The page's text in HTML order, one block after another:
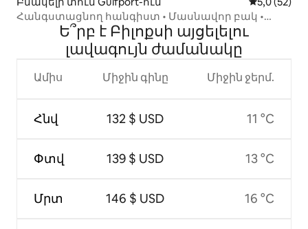
Հանգստացնող հանգիստ • Մասնավոր բակ •
Լողափի մոտակայքում և ավելին
Ե՞րբ է Բիլոքսի այցելելու
լավագույն ժամանակը
Ամիս
Հնվ
Փտվ
Մրտ
Միջին գինը
132 $ USD
139 $ USD
146 $ USD
Միջին ջերմ.
11 °C
13 °C
16 °C